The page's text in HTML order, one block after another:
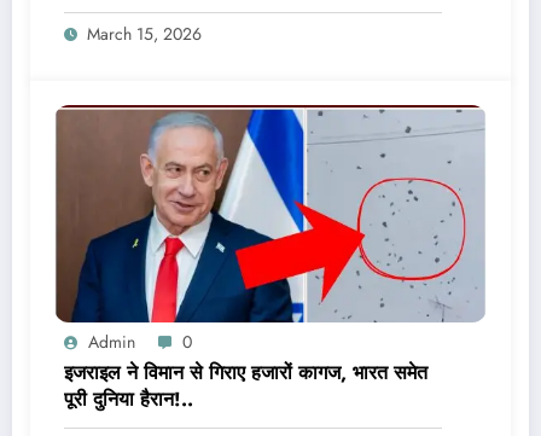
March 15, 2026
Admin 0
इजराइल ने विमान से गिराए हजारों कागज, भारत समेत
पूरी दुनिया हैरान!..